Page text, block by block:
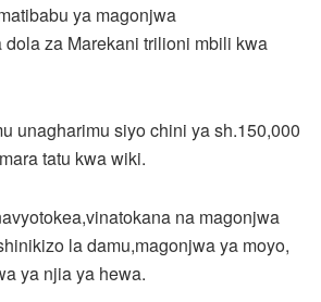
ya magonjwa
za Marekani trilioni mbili kwa
unagharimu siyo chini ya sh.150,000
tatu kwa wiki.
na magonjwa
la damu,magonjwa ya moyo,
ya njia ya hewa.